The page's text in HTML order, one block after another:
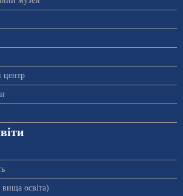
центр
вища освіта)